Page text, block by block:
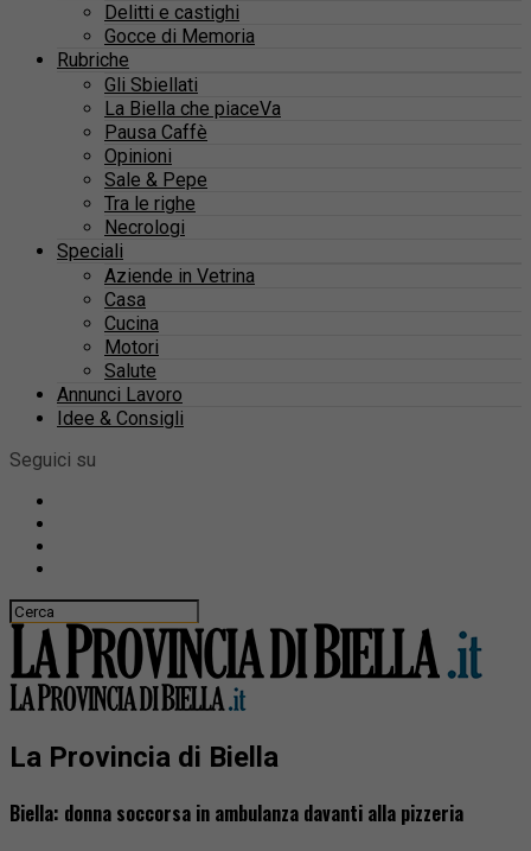
Delitti e castighi
Gocce di Memoria
Rubriche
Gli Sbiellati
La Biella che piaceVa
Pausa Caffè
Opinioni
Sale & Pepe
Tra le righe
Necrologi
Speciali
Aziende in Vetrina
Casa
Cucina
Motori
Salute
Annunci Lavoro
Idee & Consigli
Seguici su
La Provincia di Biella
Biella: donna soccorsa in ambulanza davanti alla pizzeria